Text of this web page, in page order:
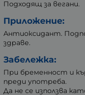
Подходящ за вегани.
Приложение:
Антиоксидант.
здраве.
Забележка:
При бременност и
преди употреба.
Да не се използва